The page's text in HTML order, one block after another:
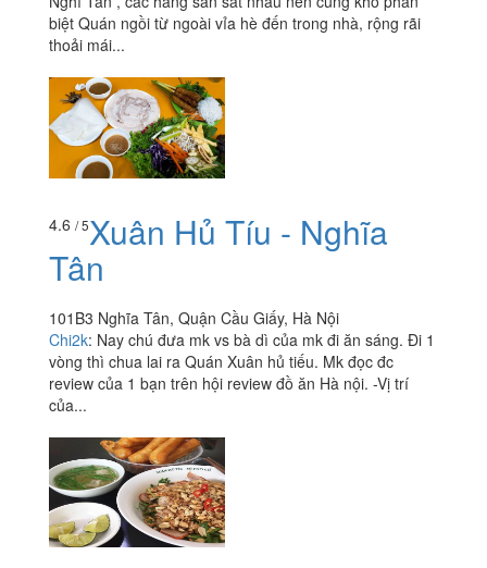
biệt Quán ngồi từ ngoài vỉa hè đến trong nhà, rộng rãi
thoải mái...
4.6 / 5Xuân Hủ Tíu - Nghĩa
Tân
101B3 Nghĩa Tân, Quận Cầu Giấy, Hà Nội
Chi2k: Nay chú đưa mk vs bà dì của mk đi ăn sáng. Đi 1
vòng thì chua lai ra Quán Xuân hủ tiếu. Mk đọc đc
review của 1 bạn trên hội review đồ ăn Hà nội. -Vị trí
của...